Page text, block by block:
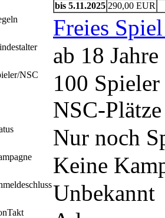
bis 5.11.2025 290,00 EUR
Freies
ab 18 Jahre
NSC
100
NSC-
Nur noch
Keine
Unbekannt